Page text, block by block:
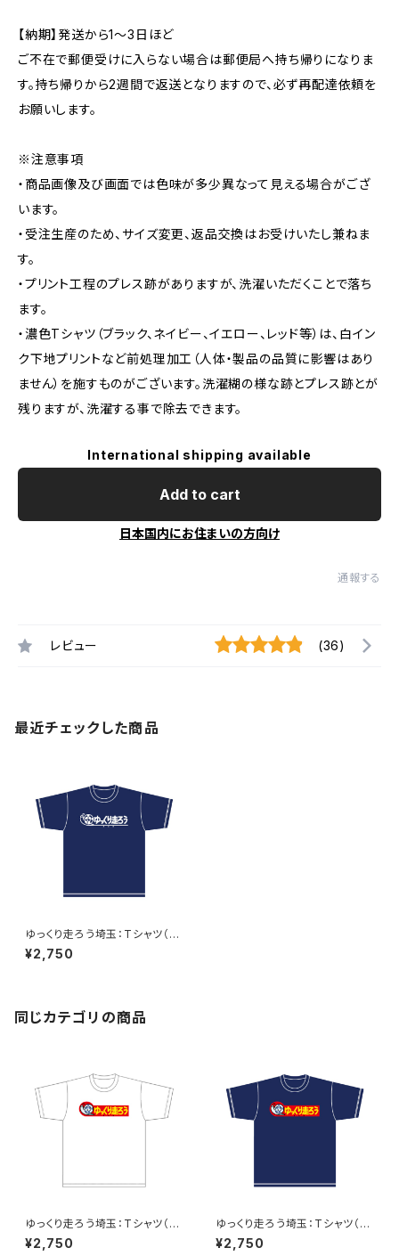
【納期】発送から1〜3日ほど
ご不在で郵便受けに入らない場合は郵便局へ持ち帰りになりま
す。持ち帰りから2週間で返送となりますので、必ず再配達依頼を
お願いします。
※注意事項
・商品画像及び画面では色味が多少異なって見える場合がござ
います。
・受注生産のため、サイズ変更、返品交換はお受けいたし兼ねま
す。
・プリント工程のプレス跡がありますが、洗濯いただくことで落ち
ます。
・濃色Tシャツ（ブラック、ネイビー、イエロー、レッド等）は、白イン
ク下地プリントなど前処理加工（人体・製品の品質に影響はあり
ません）を施すものがございます。洗濯糊の様な跡とプレス跡とが
残りますが、洗濯する事で除去できます。
International shipping available
Add to cart
日本国内にお住まいの方向け
通報する
レビュー (36)
最近チェックした商品
ゆっくり走ろう埼玉：Tシャツ（N
aby）C
¥2,750
同じカテゴリの商品
ゆっくり走ろう埼玉：Tシャツ（W
hite）A
¥2,750
ゆっくり走ろう埼玉：Tシャツ（N
aby）A
¥2,750